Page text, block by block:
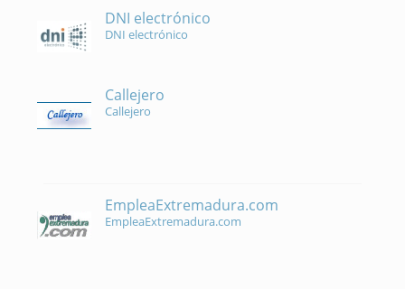
DNI electrónico
DNI electrónico
Callejero
Callejero
EmpleaExtremadura.com
EmpleaExtremadura.com